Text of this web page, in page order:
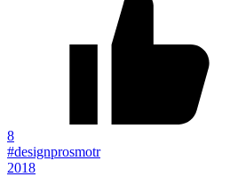
8
#designprosmotr
2018